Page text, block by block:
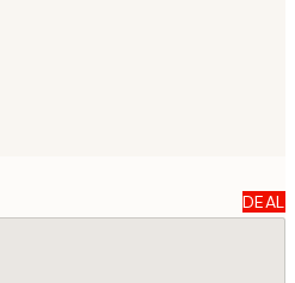
DEAL